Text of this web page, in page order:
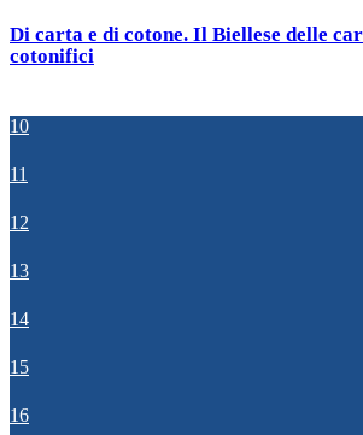
Di carta e di cotone. Il Biellese delle
cotonifici
10
11
12
13
14
15
16